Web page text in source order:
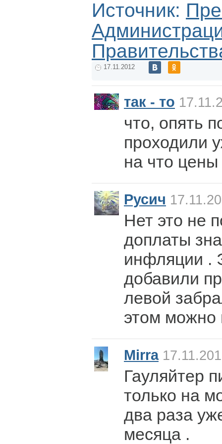
Источник:
17.11.2012
так - то
что, опять
проходили
на что
Русич
Нет это не
доплаты
инфляции .
добавили
левой
этом можно
Mirra
Гауляйтер
только на
два раза
месяца .